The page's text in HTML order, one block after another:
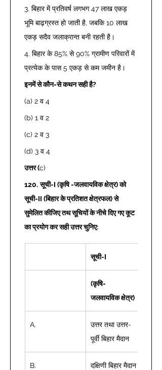
3. बिहार में प्रतिवर्ष लगभग 47 लाख एकड़
भूमि बाढ़ग्रस्त हो जाती है, जबकि 10 लाख
एकड़ सदैव जलाक्रान्त बनी रहती है।
4. बिहार के 85% से 90% ग्रामीण परिवारों में
प्रत्येक के पास 5 एकड़ से कम जमीन है।
इनमें से कौन-से कथन सही है?
(a) 2 व 4
(b) 1 व 2
(c) 2 व 3
(d) 3 व 4
उत्तर (c)
120. सूची-I (कृषि -जलवायविक क्षेत्र) को
सूची-II (बिहार के प्रतिशत क्षेत्रफल) से
सुमेलित कीजिए तथ सूचियों के नीचे दिए गए कूट
का प्रयोग कर सही उत्तर चुनिए:
सूची-I
(कृषि-
जलवायविक क्षेत्र)
A.
उत्तर तथा उत्तर-
पूर्वी बिहार मैदान
B. दक्षिणी बिहार मैदान